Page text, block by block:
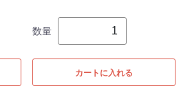
数量
カートに入れる